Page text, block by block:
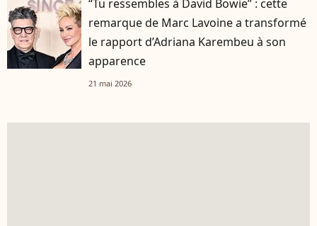
“Tu ressembles à David Bowie” : cette
remarque de Marc Lavoine a transformé
le rapport d’Adriana Karembeu à son
apparence
21 mai 2026